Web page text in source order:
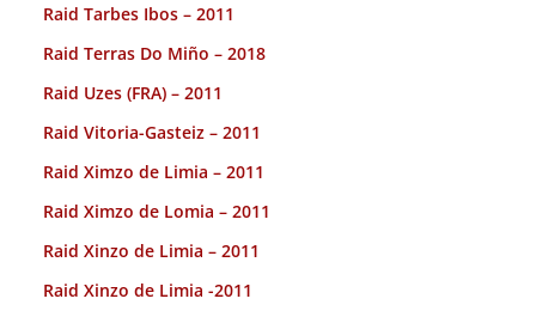
Raid Tarbes Ibos – 2011
Raid Terras Do Miño – 2018
Raid Uzes (FRA) – 2011
Raid Vitoria-Gasteiz – 2011
Raid Ximzo de Limia – 2011
Raid Ximzo de Lomia – 2011
Raid Xinzo de Limia – 2011
Raid Xinzo de Limia -2011